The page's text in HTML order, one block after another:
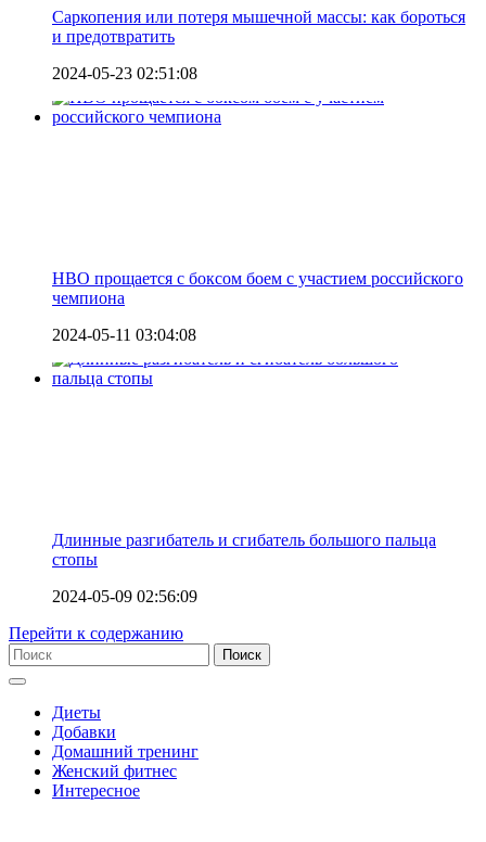
Саркопения или потеря мышечной массы: как бороться
и предотвратить
2024-05-23 02:51:08
HBO прощается с боксом боем с участием российского
чемпиона
2024-05-11 03:04:08
Длинные разгибатель и сгибатель большого пальца
стопы
2024-05-09 02:56:09
Перейти к содержанию
Диеты
Добавки
Домашний тренинг
Женский фитнес
Интересное